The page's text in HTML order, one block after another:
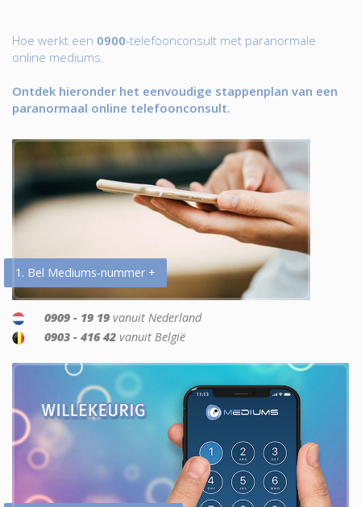
Hoe werkt een 0900-telefoonconsult met paranormale
online mediums.
Ontdek hieronder het eenvoudige stappenplan van een
paranormaal online telefoonconsult.
1. Bel Mediums-nummer +
0909 - 19 19 vanuit Nederland
0903 - 416 42 vanuit België